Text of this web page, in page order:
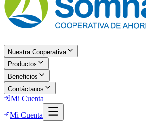
Nuestra Cooperativa
Productos
Beneficios
Contáctanos
Mi Cuenta
Mi Cuenta